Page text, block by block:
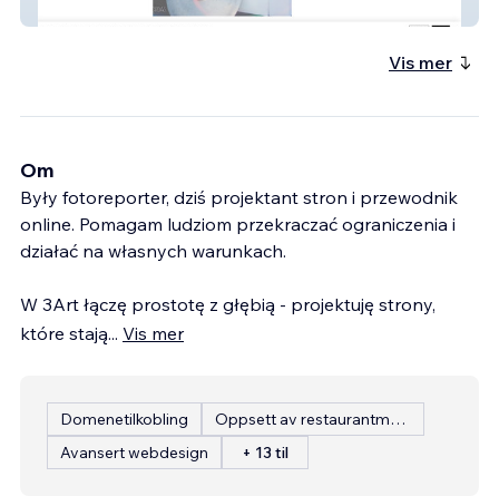
Portal Muzyczny i Portfolio Artystki
Vis mer
Om
Były fotoreporter, dziś projektant stron i przewodnik
online. Pomagam ludziom przekraczać ograniczenia i
działać na własnych warunkach.
W 3Art łączę prostotę z głębią - projektuję strony,
które stają... Vis mer
Domenetilkobling
Oppsett av restaurantmeny
Avansert webdesign
+ 13 til